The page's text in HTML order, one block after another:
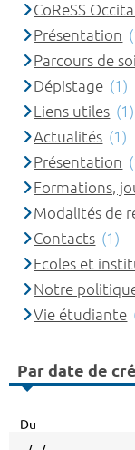
CoReSS
Présentation
Parcours de
Dépistage (1)
Liens utiles (1)
Actualités (1)
Présentation
Formations,
Modalités de
Contacts (1)
Ecoles et
Notre
Vie étudiante
Par date de
Du